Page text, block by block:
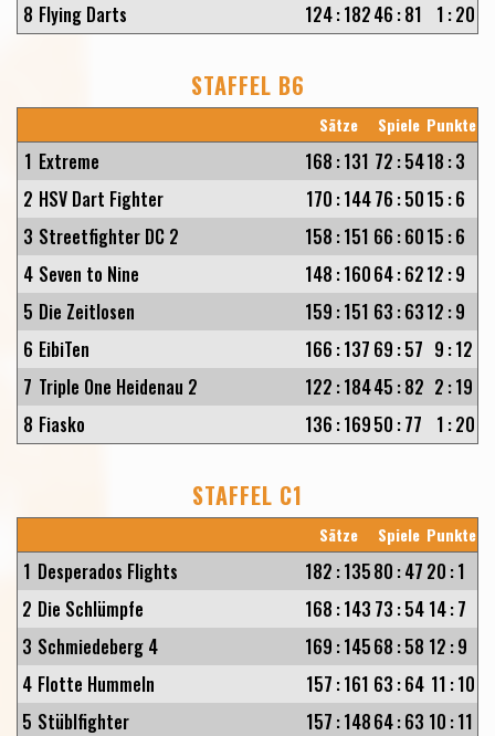
8 Flying Darts 124:18246 :81 1 :20
STAFFEL B6
Sätze Spiele Punkte
1 Extreme 168 :131 72 :5418 :3
2 HSV Dart Fighter 170 :14476 :5015 :6
3 Streetfighter DC 2 158 :151 66 :6015 :6
4 Seven to Nine 148 :16064:6212 :9
5 Die Zeitlosen 159 :151 63 :6312 :9
6 EibiTen 166 :137 69 :57 9 :12
7 Triple One Heidenau 2 122 :18445 :82 2 :19
8 Fiasko 136 :16950 :77 1 :20
STAFFEL C1
Sätze Spiele Punkte
1 Desperados Flights 182 :13580 :47 20 :1
2 Die Schlümpfe 168 :143 73 :54 14:7
3 Schmiedeberg 4 169 :14568 :58 12 :9
4 Flotte Hummeln 157 :161 63 :64 11 :10
5 Stüblfighter 157 :14864:63 10 :11